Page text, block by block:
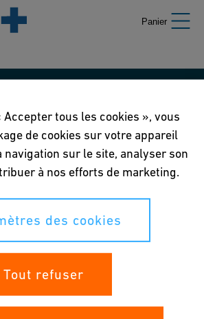
Panier
tous les cookies », vous
de cookies sur votre appareil
navigation sur le site, analyser son
à nos efforts de marketing.
des cookies
Tout refuser